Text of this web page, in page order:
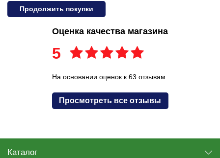
Продолжить покупки
Оценка качества магазина
5
На основании оценок к 63 отзывам
Просмотреть все отзывы
Каталог